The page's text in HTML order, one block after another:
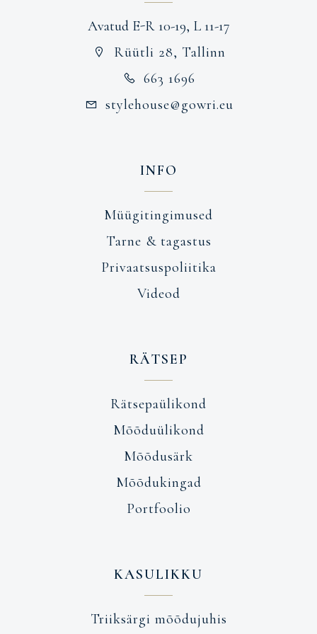
Avatud E-R 10-19, L 11-17
Rüütli 28, Tallinn
663 1696
stylehouse@gowri.eu
INFO
Müügitingimused
Tarne & tagastus
Privaatsuspoliitika
Videod
RÄTSEP
Rätsepaülikond
Mõõduülikond
Mõõdusärk
Mõõdukingad
Portfoolio
KASULIKKU
Triiksärgi mõõdujuhis